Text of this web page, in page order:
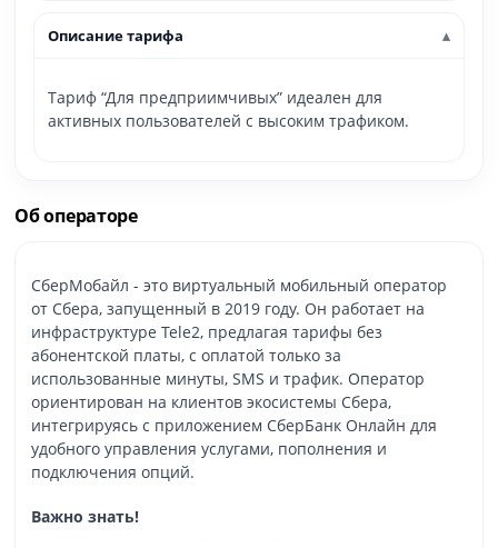
Описание тарифа
Тариф “Для предприимчивых” идеален для
активных пользователей с высоким трафиком.
Об операторе
СберМобайл - это виртуальный мобильный оператор
от Сбера, запущенный в 2019 году. Он работает на
инфраструктуре Tele2, предлагая тарифы без
абонентской платы, с оплатой только за
использованные минуты, SMS и трафик. Оператор
ориентирован на клиентов экосистемы Сбера,
интегрируясь с приложением СберБанк Онлайн для
удобного управления услугами, пополнения и
подключения опций.
Важно знать!